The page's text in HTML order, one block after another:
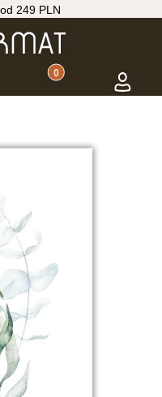
249 PLN
Produkty w koszyku:
Koszyk Zaloguj